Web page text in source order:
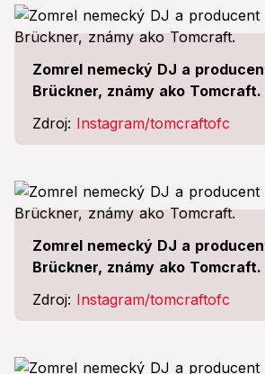
Zomrel nemecký DJ a
Brückner, známy ako Tomcraft.
Zdroj: Instagram/tomcraftofc
Zomrel nemecký DJ a
Brückner, známy ako Tomcraft.
Zdroj: Instagram/tomcraftofc